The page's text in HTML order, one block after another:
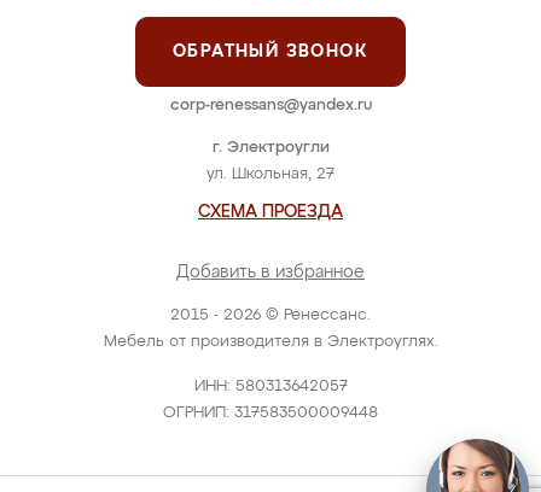
2015 - 2026 © Ренессанс.
Мебель от производителя в Электроуглях.
ИНН: 580313642057
ОГРНИП: 317583500009448
г. Электроугли
ул. Школьная, 27
СХЕМА ПРОЕЗДА
Добавить в избранное
ОБРАТНЫЙ ЗВОНОК
corp-renessans@yandex.ru